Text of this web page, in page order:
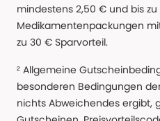
mindestens 2,50 € und bis
Medikamentenpackungen
zu 30 € Sparvorteil.
² Allgemeine
besonderen Bedingungen
nichts Abweichendes ergibt,